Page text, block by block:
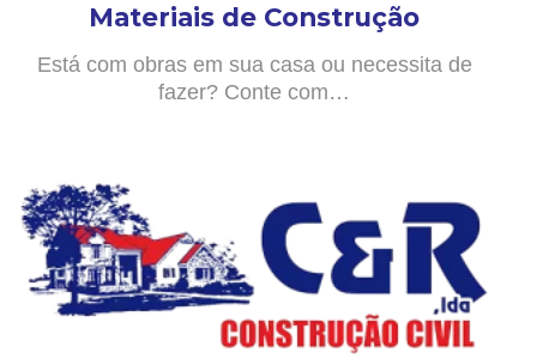
Materiais de Construção
Está com obras em sua casa ou necessita de
fazer? Conte com…